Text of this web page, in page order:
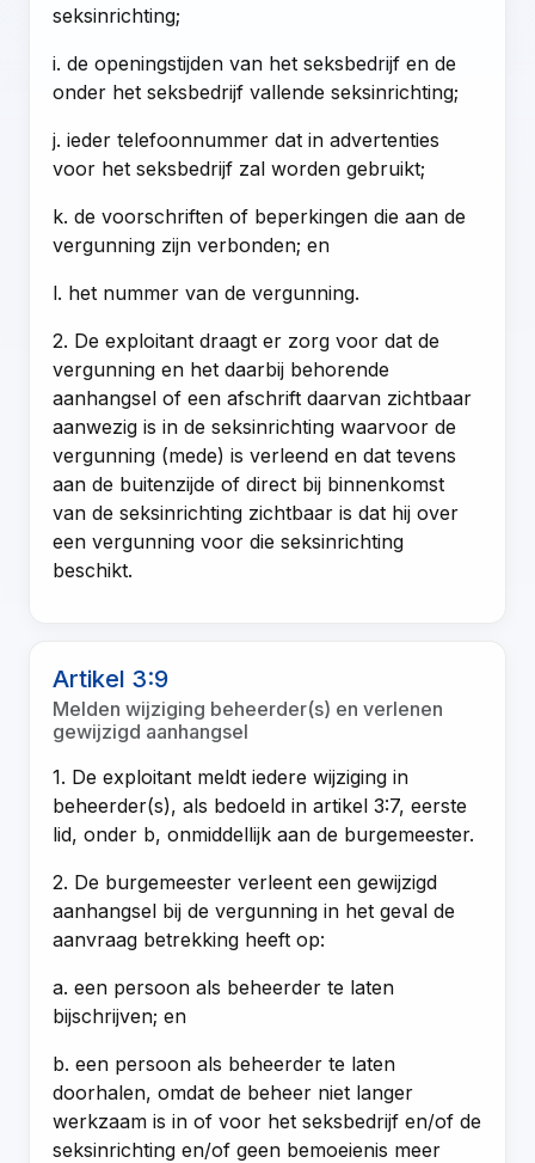
seksinrichting;
i. de openingstijden van het seksbedrijf en de
onder het seksbedrijf vallende seksinrichting;
j. ieder telefoonnummer dat in advertenties
voor het seksbedrijf zal worden gebruikt;
k. de voorschriften of beperkingen die aan de
vergunning zijn verbonden; en
l. het nummer van de vergunning.
2. De exploitant draagt er zorg voor dat de
vergunning en het daarbij behorende
aanhangsel of een afschrift daarvan zichtbaar
aanwezig is in de seksinrichting waarvoor de
vergunning (mede) is verleend en dat tevens
aan de buitenzijde of direct bij binnenkomst
van de seksinrichting zichtbaar is dat hij over
een vergunning voor die seksinrichting
beschikt.
Artikel 3:9
Melden wijziging beheerder(s) en verlenen
gewijzigd aanhangsel
1. De exploitant meldt iedere wijziging in
beheerder(s), als bedoeld in artikel 3:7, eerste
lid, onder b, onmiddellijk aan de burgemeester.
2. De burgemeester verleent een gewijzigd
aanhangsel bij de vergunning in het geval de
aanvraag betrekking heeft op:
a. een persoon als beheerder te laten
bijschrijven; en
b. een persoon als beheerder te laten
doorhalen, omdat de beheer niet langer
werkzaam is in of voor het seksbedrijf en/of de
seksinrichting en/of geen bemoeienis meer